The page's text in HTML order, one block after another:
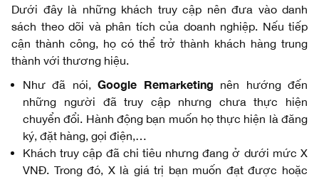
Dưới đây là những khách truy cập nên đưa vào danh
sách theo dõi và phân tích của doanh nghiệp. Nếu tiếp
cận thành công, họ có thể trở thành khách hàng trung
thành với thương hiệu.
Như đã nói,Google Remarketing nên hướng đến
những người đã truy cập nhưng chưa thực hiện
chuyển đổi. Hành động bạn muốn họ thực hiện là đăng
ký, đặt hàng, gọi điện,…
Khách truy cập đã chi tiêu nhưng đang ở dưới mức X
VNĐ. Trong đó, X là giá trị bạn muốn đạt được hoặc